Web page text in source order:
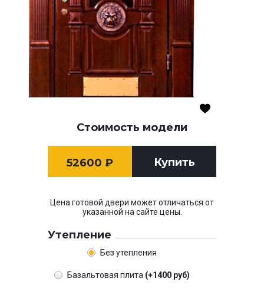
Стоимость модели
52600 ₽ Купить
Цена готовой двери может отличаться от
указанной на сайте цены.
Утепление
Без утепления
Базальтовая плита (+1400 руб)